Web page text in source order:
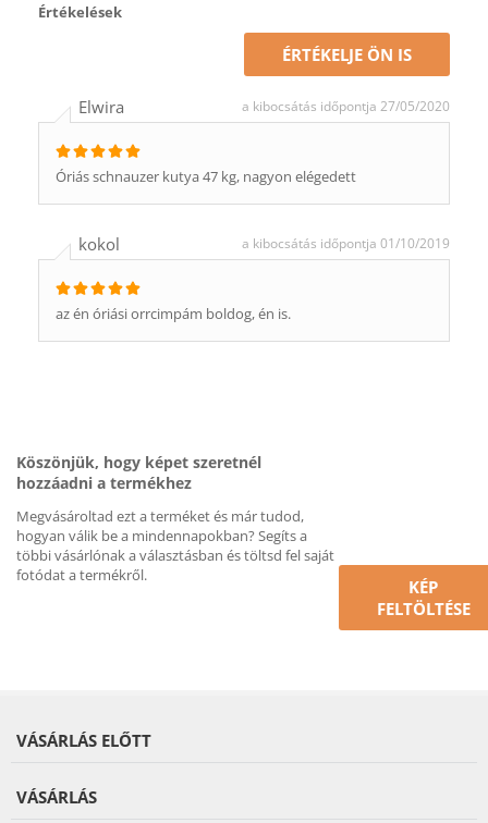
Értékelések
ÉRTÉKELJE ÖN IS
Elwira a kibocsátás időpontja 27/05/2020
Óriás schnauzer kutya 47 kg, nagyon elégedett
kokol a kibocsátás időpontja 01/10/2019
az én óriási orrcimpám boldog, én is.
Köszönjük, hogy képet szeretnél
hozzáadni a termékhez
Megvásároltad ezt a terméket és már tudod,
hogyan válik be a mindennapokban? Segíts a
többi vásárlónak a választásban és töltsd fel saját
fotódat a termékről.
KÉP
FELTÖLTÉSE
VÁSÁRLÁS ELŐTT
VÁSÁRLÁS